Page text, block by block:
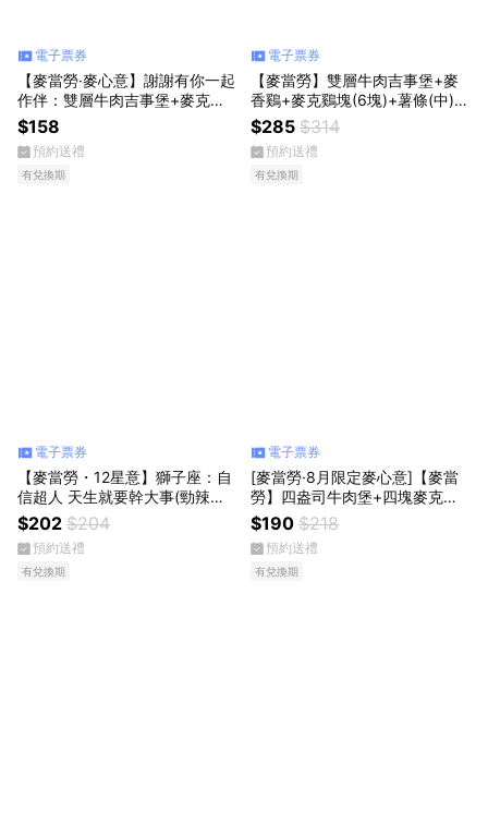
電子票券
【麥當勞·麥心意】謝謝有你一起
作伴：雙層牛肉吉事堡+麥克鷄
塊(4塊)+可樂(中) 好禮即享券
$158
預約送禮
有兌換期
電子票券
【麥當勞】雙層牛肉吉事堡+麥
香鷄+麥克鷄塊(6塊)+薯條(中)
+可樂(中)x2好禮即享券
$285 $314
預約送禮
有兌換期
電子票券
【麥當勞・12星意】獅子座：自
信超人 天生就要幹大事(勁辣鷄
腿堡+薯條(小)+四塊麥克鷄塊
+可樂(中))好禮即享券
$202 $204
預約送禮
有兌換期
電子票券
[麥當勞·8月限定麥心意]【麥當
勞】四盎司牛肉堡+四塊麥克鷄
塊+薯條(小)+可樂(中) 好禮即享
券
$190 $218
預約送禮
有兌換期